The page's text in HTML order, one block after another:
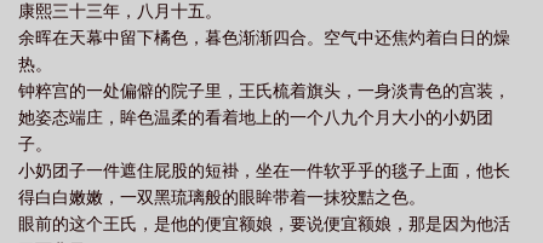
心后 被读心后这手
二废二立被圈禁了起来，算是提前退休了。”胤礽满头黑线：“我都被
废了，下场还是好的？”“宿主，你四哥才是最大的赢家，就是累死在
了案桌上。”胤禑的众兄弟：我们都好惨，怎么就让胤禛捡了个大便
宜？被累死在案桌上的胤禛：这样的大便宜你们要吗？诸位阿哥齐
齐摇头，笑话，被累死的便宜，谁要？后来胤禑看着众兄弟之间和
睦相处，一时间有些摸不准头脑，他们不止不挣权利了，还变得相
互谦让。最重要的是越来越宠爱他了。1，男主有cp，1v1.2.女主出
现的比较晚。主要是男主年龄较小。3.咱是剧情文，主写剧情。本文
与周六，五月二十四日入V。入V万字更，希望小可爱们继续支持。
康熙三十三年，八月十五。
余晖在天幕中留下橘色，暮色渐渐四合。空气中还焦灼着白日的燥
热。
钟粹宫的一处偏僻的院子里，王氏梳着旗头，一身淡青色的宫装，
她姿态端庄，眸色温柔的看着地上的一个八九个月大小的小奶团
子。
小奶团子一件遮住屁股的短褂，坐在一件软乎乎的毯子上面，他长
得白白嫩嫩，一双黑琉璃般的眼眸带着一抹狡黠之色。
眼前的这个王氏，是他的便宜额娘，要说便宜额娘，那是因为他活